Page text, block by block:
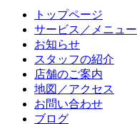
トップページ
サービス／メニュー
お知らせ
スタッフの紹介
店舗のご案内
地図／アクセス
お問い合わせ
ブログ